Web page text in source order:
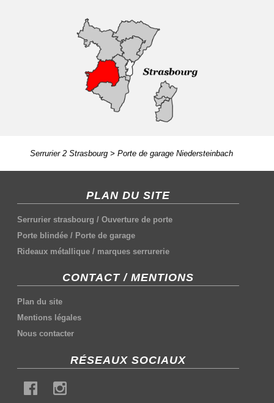
Serrurier 2 Strasbourg> Porte de garage Niedersteinbach
PLAN DU SITE
Serrurier strasbourg /Ouverture de porte
Porte blindée / Porte de garage
Rideaux métallique / marques serrurerie
CONTACT / MENTIONS
Plan du site
Mentions légales
Nous contacter
RÉSEAUX SOCIAUX